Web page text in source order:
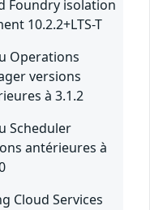
Foundry isolation
10.2.2+LTS-T
Operations
versions
à 3.1.2
Scheduler
antérieures à
Cloud Services